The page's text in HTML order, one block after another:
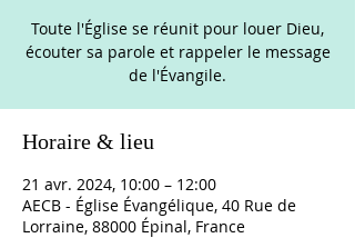
Toute l'Église se réunit pour louer Dieu,
écouter sa parole et rappeler le message
de l'Évangile.
Horaire & lieu
21 avr. 2024, 10:00 – 12:00
AECB - Église Évangélique, 40 Rue de
Lorraine, 88000 Épinal, France